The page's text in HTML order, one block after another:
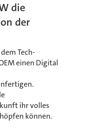
die
der
Tech-
einen Digital
ihr volles
können.